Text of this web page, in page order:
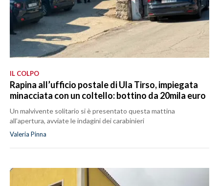
IL COLPO
Rapina all’ufficio postale di Ula Tirso, impiegata
minacciata con un coltello: bottino da 20mila euro
Un malvivente solitario si è presentato questa mattina
all’apertura, avviate le indagini dei carabinieri
Valeria Pinna